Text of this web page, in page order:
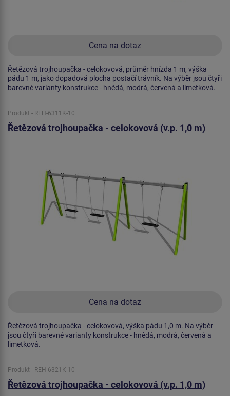
Cena na dotaz
Řetězová trojhoupačka - celokovová, průměr hnízda 1 m, výška
pádu 1 m, jako dopadová plocha postačí trávník. Na výběr jsou čtyři
barevné varianty konstrukce - hnědá, modrá, červená a limetková.
Produkt - REH-6311K-10
Řetězová trojhoupačka - celokovová (v.p. 1,0 m)
Cena na dotaz
Řetězová trojhoupačka - celokovová, výška pádu 1,0 m. Na výběr
jsou čtyři barevné varianty konstrukce - hnědá, modrá, červená a
limetková.
Produkt - REH-6321K-10
Řetězová trojhoupačka - celokovová (v.p. 1,0 m)